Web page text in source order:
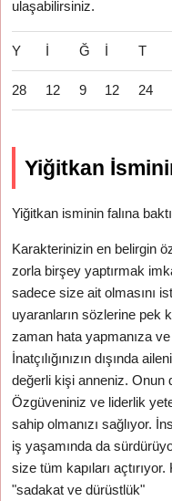
ulaşabilirsiniz.
Y İ Ğ İ T
28 12 9 12 24
Yiğitkan
Yiğitkan isminin falına
Karakterinizin en belirgin
zorla birşey yaptırmak
sadece size ait olmasını
uyaranların sözlerine pek
zaman hata yapmanıza
İnatçılığınızın dışında
değerli kişi anneniz. Onun
Özgüveniniz ve liderlik
sahip olmanızı sağlıyor.
iş yaşamında da
size tüm kapıları
"sadakat ve dürüstlük"